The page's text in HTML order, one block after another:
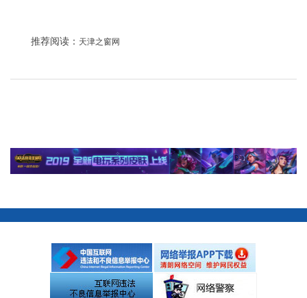
推荐阅读： 天津之窗网